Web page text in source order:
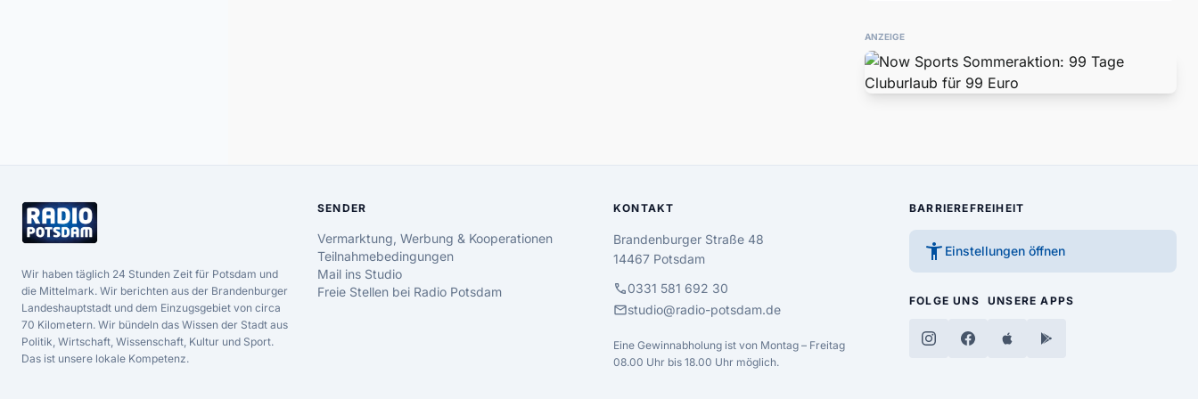
ANZEIGE
Wir haben täglich 24 Stunden Zeit für Potsdam und
die Mittelmark. Wir berichten aus der Brandenburger
Landeshauptstadt und dem Einzugsgebiet von circa
70 Kilometern. Wir bündeln das Wissen der Stadt aus
Politik, Wirtschaft, Wissenschaft, Kultur und Sport.
Das ist unsere lokale Kompetenz.
SENDER
Vermarktung, Werbung & Kooperationen
Teilnahmebedingungen
Mail ins Studio
Freie Stellen bei Radio Potsdam
KONTAKT
Brandenburger Straße 48
14467 Potsdam
call0331 581 692 30
mailstudio@radio-potsdam.de
Eine Gewinnabholung ist von Montag – Freitag
08.00 Uhr bis 18.00 Uhr möglich.
BARRIEREFREIHEIT
accessibility_new Einstellungen öffnen
FOLGE UNS UNSERE APPS